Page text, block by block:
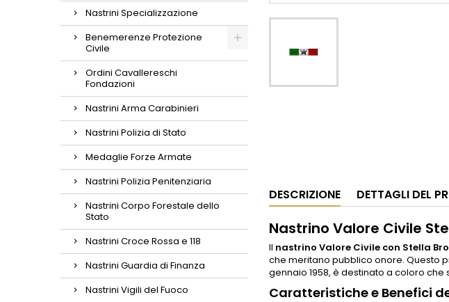
Nastrini Specializzazione
Benemerenze Protezione
Civile
Ordini Cavallereschi
Fondazioni
Nastrini Arma Carabinieri
Nastrini Polizia di Stato
Medaglie Forze Armate
Nastrini Polizia Penitenziaria
Nastrini Corpo Forestale dello
Stato
Nastrini Croce Rossa e 118
Nastrini Guardia di Finanza
Nastrini Vigili del Fuoco
DESCRIZIONE DETTAGLI DEL
Nastrino Valore Civile
Il nastrino Valore Civile con Stella
che meritano pubblico onore. Questo
gennaio 1958, è destinato a coloro
Caratteristiche e Benefici